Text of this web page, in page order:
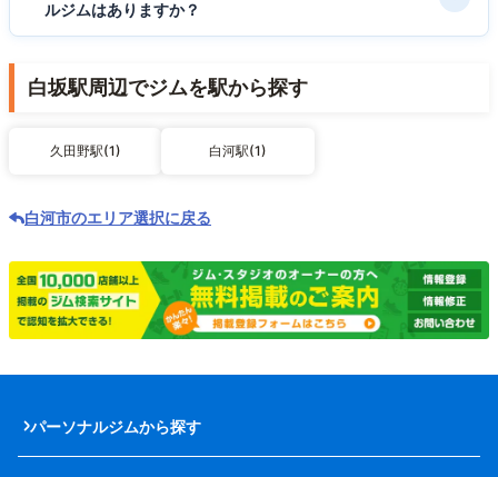
ルジムはありますか？
白坂駅周辺でジムを駅から探す
久田野駅(1) 白河駅(1)
白河市のエリア選択に戻る
パーソナルジムから探す